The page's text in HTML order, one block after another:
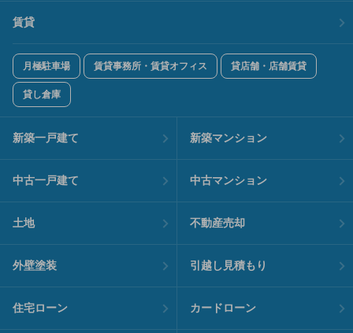
賃貸
月極駐車場 賃貸事務所・賃貸オフィス 貸店舗・店舗賃貸
貸し倉庫
新築一戸建て 新築マンション
中古一戸建て 中古マンション
土地 不動産売却
外壁塗装 引越し見積もり
住宅ローン カードローン